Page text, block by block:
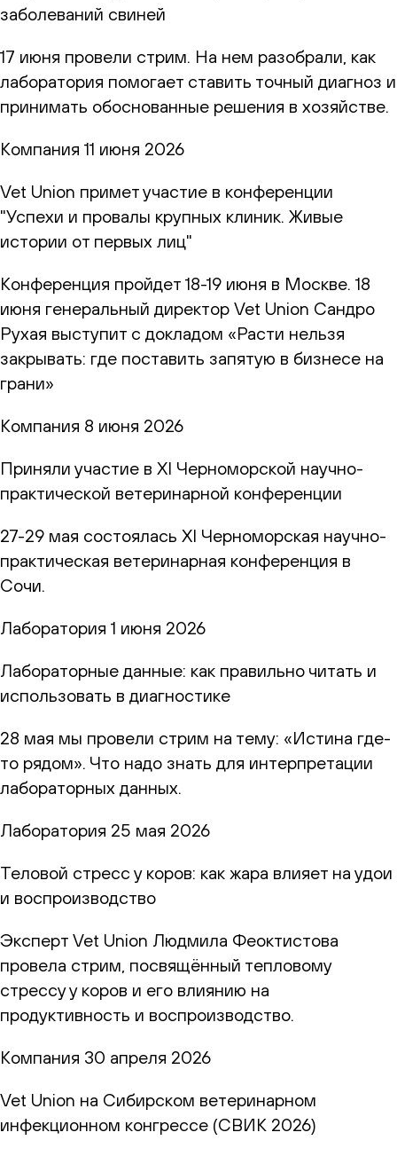
заболеваний свиней
17 июня провели стрим. На нем разобрали, как
лаборатория помогает ставить точный диагноз и
принимать обоснованные решения в хозяйстве.
Компания 11 июня 2026
Vet Union примет участие в конференции
"Успехи и провалы крупных клиник. Живые
истории от первых лиц"
Конференция пройдет 18-19 июня в Москве. 18
июня генеральный директор Vet Union Сандро
Рухая выступит с докладом «Расти нельзя
закрывать: где поставить запятую в бизнесе на
грани»
Компания 8 июня 2026
Приняли участие в XI Черноморской научно-
практической ветеринарной конференции
27-29 мая состоялась XI Черноморская научно-
практическая ветеринарная конференция в
Сочи.
Лаборатория 1 июня 2026
Лабораторные данные: как правильно читать и
использовать в диагностике
28 мая мы провели стрим на тему: «Истина где-
то рядом». Что надо знать для интерпретации
лабораторных данных.
Лаборатория 25 мая 2026
Теловой стресс у коров: как жара влияет на удои
и воспроизводство
Эксперт Vet Union Людмила Феоктистова
провела стрим, посвящённый тепловому
стрессу у коров и его влиянию на
продуктивность и воспроизводство.
Компания 30 апреля 2026
Vet Union на Сибирском ветеринарном
инфекционном конгрессе (СВИК 2026)